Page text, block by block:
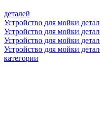
деталей
Устройство для мойки
Устройство для мойки
Устройство для мойки
Устройство для мойки
категории